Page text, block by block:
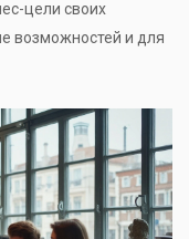
цели своих
возможностей и для